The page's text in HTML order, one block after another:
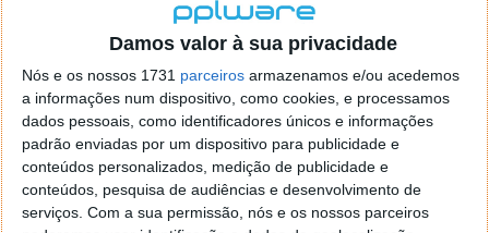
Damos valor à sua privacidade
Nós e os nossos 1731 parceiros armazenamos e/ou acedemos
a informações num dispositivo, como cookies, e processamos
dados pessoais, como identificadores únicos e informações
padrão enviadas por um dispositivo para publicidade e
conteúdos personalizados, medição de publicidade e
conteúdos, pesquisa de audiências e desenvolvimento de
serviços. Com a sua permissão, nós e os nossos parceiros
Parece que alguns utilizadores estão a relatar
terem recebido a atualização estável do Open
Beta 3, o que levou a uma limpeza completa
dos dados. Essas informações já foram
partilhadas com a equipa do software para
que possam ser verificadas e tratadas.
Enquanto isso, se receber uma atualização
OTA, confirme duas vezes se é uma
atualização Open Beta. Se não for, por favor